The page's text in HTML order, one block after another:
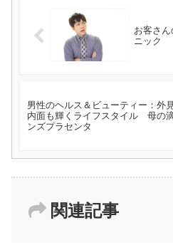
お客さ
ニック
男性のヘルス＆ビューティー：外
内面も輝くライフスタイル 母の
ンズプラセンタ
関連記事